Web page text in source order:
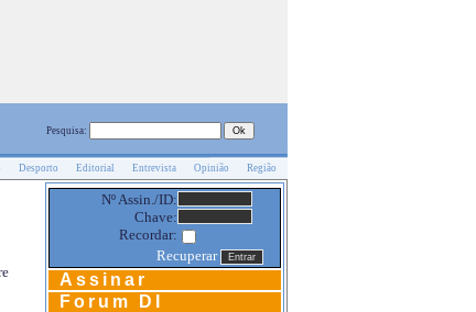
Pesquisa:
Desporto Editorial Entrevista Opinião Região
Nº Assin./ID:
Chave:
Recordar:
Recuperar
Assinar
Forum DI